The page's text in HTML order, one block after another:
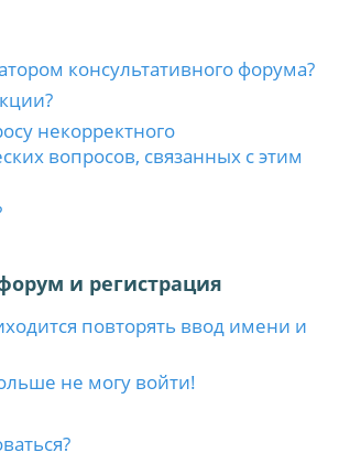
консультативного форума?
некорректного
вопросов, связанных с этим
и регистрация
повторять ввод имени и
не могу войти!